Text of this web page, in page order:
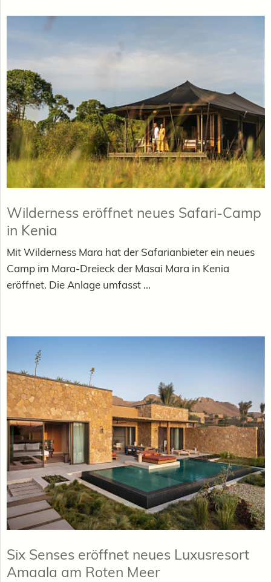
Wilderness eröffnet neues Safari-Camp
in Kenia
Mit Wilderness Mara hat der Safarianbieter ein neues
Camp im Mara-Dreieck der Masai Mara in Kenia
eröffnet. Die Anlage umfasst ...
Six Senses eröffnet neues Luxusresort
Amaala am Roten Meer